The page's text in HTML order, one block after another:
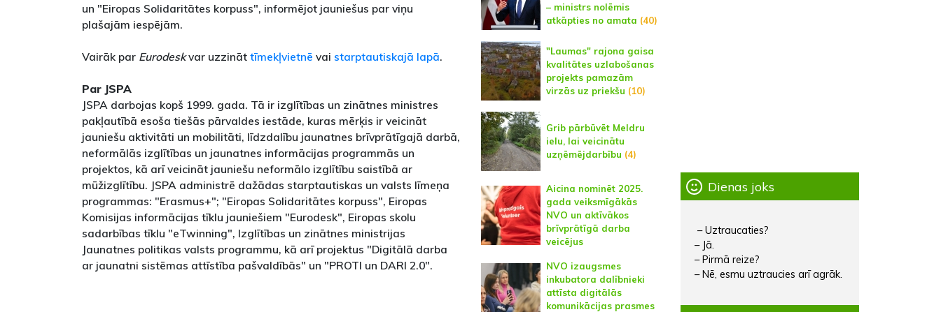
un "Eiropas Solidaritātes korpuss", informējot jauniešus par viņu
plašajām iespējām.
Vairāk par Eurodeskvar uzzināt tīmekļvietnē vai starptautiskajā lapā.
Par JSPA
JSPA darbojas kopš 1999. gada. Tā ir izglītības un zinātnes ministres
pakļautībā esoša tiešās pārvaldes iestāde, kuras mērķis ir veicināt
jauniešu aktivitāti un mobilitāti, līdzdalību jaunatnes brīvprātīgajā darbā,
neformālās izglītības un jaunatnes informācijas programmās un
projektos, kā arī veicināt jauniešu neformālo izglītību saistībā ar
mūžizglītību. JSPA administrē dažādas starptautiskas un valsts līmeņa
programmas: "Erasmus+"; "Eiropas Solidaritātes korpuss", Eiropas
Komisijas informācijas tīklu jauniešiem "Eurodesk", Eiropas skolu
sadarbības tīklu "eTwinning", Izglītības un zinātnes ministrijas
Jaunatnes politikas valsts programmu, kā arī projektus "Digitālā darba
ar jaunatni sistēmas attīstība pašvaldībās" un "PROTI un DARI 2.0".
– ministrs nolēmis
atkāpties no amata (40)
"Laumas" rajona gaisa
kvalitātes uzlabošanas
projekts pamazām
virzās uz priekšu (10)
Grib pārbūvēt Meldru
ielu, lai veicinātu
uzņēmējdarbību (4)
Aicina nominēt 2025.
gada veiksmīgākās
NVO un aktīvākos
brīvprātīgā darba
veicējus
NVO izaugsmes
inkubatora dalībnieki
attīsta digitālās
komunikācijas prasmes
Dienas joks
– Uztraucaties?
– Jā.
– Pirmā reize?
– Nē, esmu uztraucies arī agrāk.